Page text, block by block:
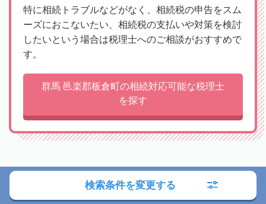
特に相続トラブルなどがなく、相続税の申告をスム
ーズにおこないたい、相続税の支払いや対策を検討
したいという場合は税理士へのご相談がおすすめで
す。
群馬 邑楽郡板倉町の相続対応可能な税理士
を探す
別領域の専門家を探す
検索条件を変更する